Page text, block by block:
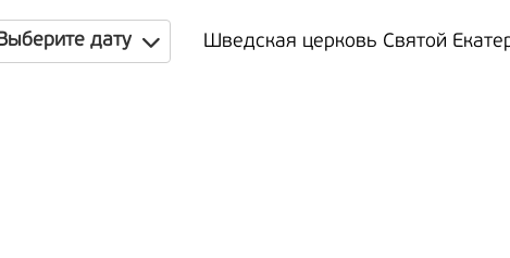
дату Шведская церковь Святой